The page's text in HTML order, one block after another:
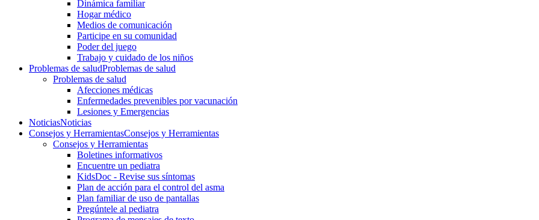
Dinámica familiar
Hogar médico
Medios de comunicación
Participe en su comunidad
Poder del juego
Trabajo y cuidado de los niños
Problemas de saludProblemas de salud
Problemas de salud
Afecciones médicas
Enfermedades prevenibles por vacunación
Lesiones y Emergencias
NoticiasNoticias
Consejos y HerramientasConsejos y Herramientas
Consejos y Herramientas
Boletines informativos
Encuentre un pediatra
KidsDoc - Revise sus síntomas
Plan de acción para el control del asma
Plan familiar de uso de pantallas
Pregúntele al pediatra